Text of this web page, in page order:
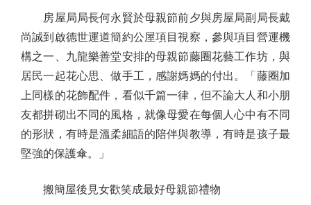
房屋局局長何永賢於母親節前夕與房屋局副局長戴
尚誠到啟德世運道簡約公屋項目視察，參與項目營運機
構之一、九龍樂善堂安排的母親節藤圈花藝工作坊，與
居民一起花心思、做手工，感謝媽媽的付出。「藤圈加
上同樣的花飾配件，看似千篇一律，但不論大人和小朋
友都拼砌出不同的風格，就像母愛在每個人心中有不同
的形狀，有時是溫柔細語的陪伴與教導，有時是孩子最
堅強的保護傘。」
搬簡屋後見女歡笑成最好母親節禮物